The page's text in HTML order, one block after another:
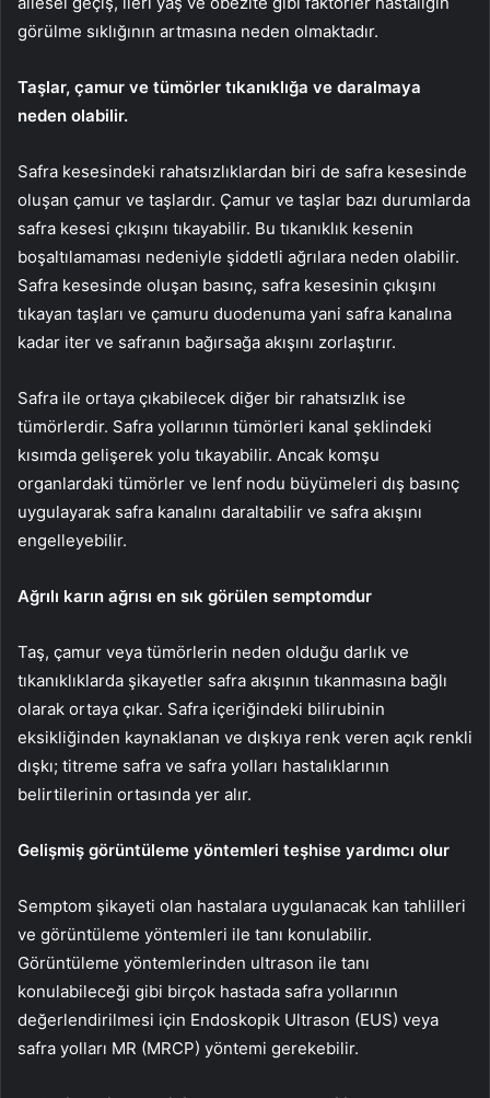
görülme sıklığının artmasına neden olmaktadır.
Taşlar, çamur ve tümörler tıkanıklığa ve daralmaya
neden olabilir.
Safra kesesindeki rahatsızlıklardan biri de safra kesesinde
oluşan çamur ve taşlardır. Çamur ve taşlar bazı durumlarda
safra kesesi çıkışını tıkayabilir. Bu tıkanıklık kesenin
boşaltılamaması nedeniyle şiddetli ağrılara neden olabilir.
Safra kesesinde oluşan basınç, safra kesesinin çıkışını
tıkayan taşları ve çamuru duodenuma yani safra kanalına
kadar iter ve safranın bağırsağa akışını zorlaştırır.
Safra ile ortaya çıkabilecek diğer bir rahatsızlık ise
tümörlerdir. Safra yollarının tümörleri kanal şeklindeki
kısımda gelişerek yolu tıkayabilir. Ancak komşu
organlardaki tümörler ve lenf nodu büyümeleri dış basınç
uygulayarak safra kanalını daraltabilir ve safra akışını
engelleyebilir.
Ağrılı karın ağrısı en sık görülen semptomdur
Taş, çamur veya tümörlerin neden olduğu darlık ve
tıkanıklıklarda şikayetler safra akışının tıkanmasına bağlı
olarak ortaya çıkar. Safra içeriğindeki bilirubinin
eksikliğinden kaynaklanan ve dışkıya renk veren açık renkli
dışkı; titreme safra ve safra yolları hastalıklarının
belirtilerinin ortasında yer alır.
Gelişmiş görüntüleme yöntemleri teşhise yardımcı olur
Semptom şikayeti olan hastalara uygulanacak kan tahlilleri
ve görüntüleme yöntemleri ile tanı konulabilir.
Görüntüleme yöntemlerinden ultrason ile tanı
konulabileceği gibi birçok hastada safra yollarının
değerlendirilmesi için Endoskopik Ultrason (EUS) veya
safra yolları MR (MRCP) yöntemi gerekebilir.